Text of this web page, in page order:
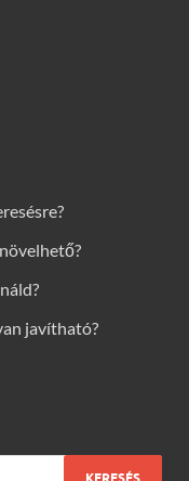
javítható?